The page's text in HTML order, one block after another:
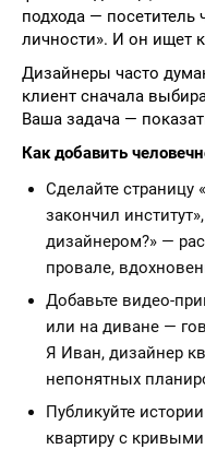
подхода — посетитель
личности». И он ищет
Дизайнеры часто
клиент сначала
Ваша задача —
Как добавить
Сделайте
закончил
дизайнером?» —
провале,
Добавьте видео-
или на диване —
Я Иван, дизайнер
непонятных
Публикуйте
квартиру с